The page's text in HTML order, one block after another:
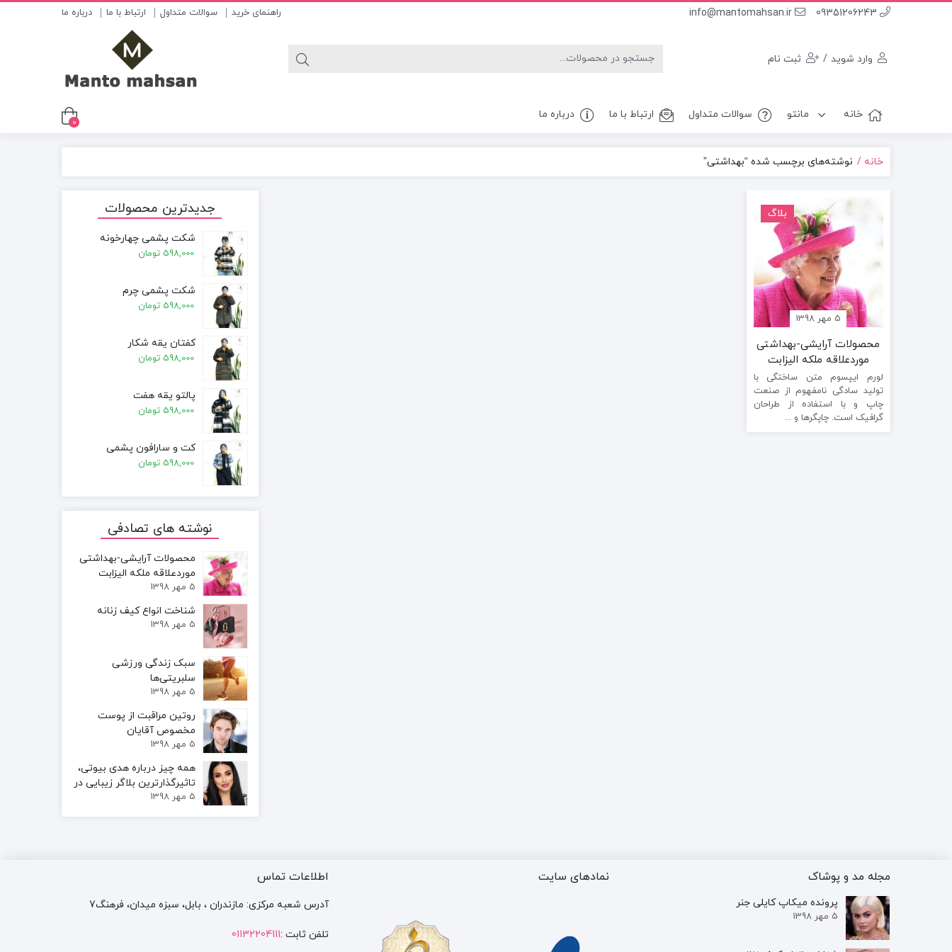
راهنمای خرید سوالات متداول ارتباط با ما درباره ما
وارد شوید / ثبت نام
خانه مانتو سوالات متداول ارتباط با ما درباره ما
0
خانه نوشته‌های برچسب شده “بهداشتی”
بلاگ
5 مهر 1398
محصولات آرایشی-بهداشتی
موردعلاقه ملکه الیزابت
لورم ایپسوم متن ساختگی با
تولید سادگی نامفهوم از صنعت
چاپ و با استفاده از طراحان
گرافیک است. چاپگرها و ...
جدیدترین محصولات
شکت پشمی چهارخونه
598,000 تومان
شکت پشمی چرم
598,000 تومان
کفتان یقه شکار
598,000 تومان
پالتو یقه هفت
598,000 تومان
کت و سارافون پشمی
598,000 تومان
نوشته های تصادفی
محصولات آرایشی-بهداشتی
موردعلاقه ملکه الیزابت
5 مهر 1398
شناخت انواع کیف زنانه
5 مهر 1398
سبک زندگی ورزشی
سلبریتی‌ها
5 مهر 1398
روتین مراقبت از پوست
مخصوص آقایان
5 مهر 1398
همه چیز درباره هدی بیوتی،
تاثیرگذارترین بلاگر زیبایی در
اینستاگرام
5 مهر 1398
مجله مد و پوشاک
پرونده‌ میکاپ کایلی جنر
5 مهر 1398
نمادهای سایت اطلاعات تماس
آدرس شعبه مرکزی: مازندران ، بابل، سبزه میدان، فرهنگ7
تلفن ثابت :01132204111